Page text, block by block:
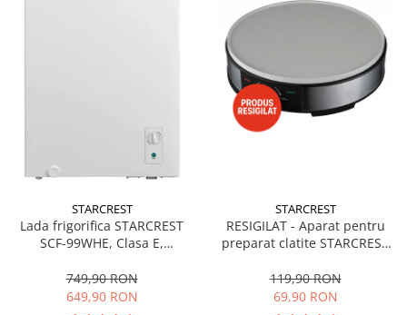
STARCREST
Lada frigorifica STARCREST
SCF-99WHE, Clasa E,
convertibil - functie frigider,
Termostat reglabil, Alb
749,90 RON
649,90 RON
STARCREST
RESIGILAT - Aparat pentru
preparat clatite STARCREST
invelis ceramic antiaderent,
30 cm, Inox / Negru
119,90 RON
69,90 RON